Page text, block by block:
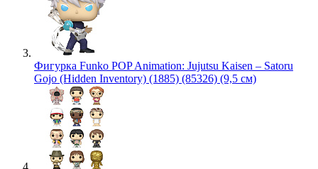
Фигурка Funko POP Animation: Jujutsu Kaisen – Satoru
Gojo (Hidden Inventory) (1885) (85326) (9,5 см)